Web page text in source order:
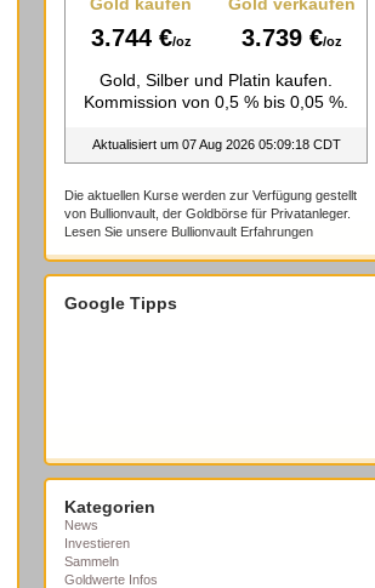
Die aktuellen Kurse werden zur Verfügung gestellt
von Bullionvault, der Goldbörse für Privatanleger.
Lesen Sie unsere Bullionvault Erfahrungen
Google Tipps
Kategorien
News
Investieren
Sammeln
Goldwerte Infos